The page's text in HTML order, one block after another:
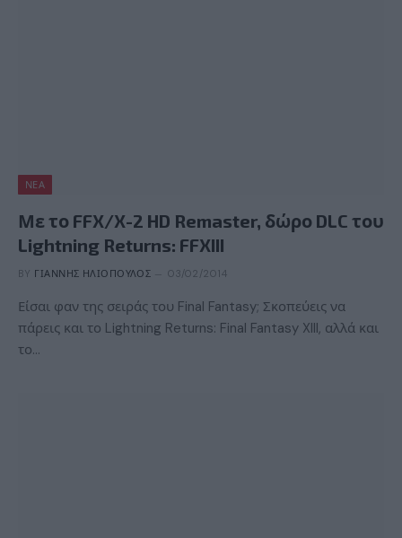
ΝΈΑ
Με το FFX/X-2 HD Remaster, δώρο DLC του
Lightning Returns: FFXIII
BY ΓΙΆΝΝΗΣ ΗΛΙΌΠΟΥΛΟΣ 03/02/2014
Είσαι φαν της σειράς του Final Fantasy; Σκοπεύεις να
πάρεις και το Lightning Returns: Final Fantasy XIII, αλλά και
το…